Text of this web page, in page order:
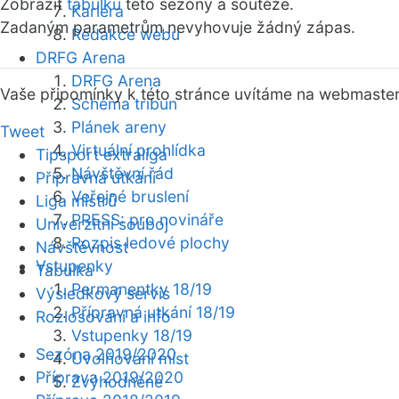
Kariéra
Redakce webu
DRFG Arena
DRFG Arena
Schéma tribun
Plánek areny
Virtuální prohlídka
Návštěvní řád
Veřejné bruslení
PRESS: pro novináře
Rozpis ledové plochy
Vstupenky
Permanentky 18/19
Přípravná utkání 18/19
Vstupenky 18/19
Uvolňování míst
Zvýhodněné
Zobrazit tabulku této sezóny a soutěže.
Zadaným parametrům nevyhovuje žádný zápas.
Vaše připomínky k této stránce uvítáme na webmaster
Tweet
Tipsport extraliga
Přípravná utkání
Liga mistrů
Univerzitní souboj
Návštěvnost
Tabulka
Výsledkový servis
Rozlosování a info
Sezóna 2019/2020
Příprava 2019/2020